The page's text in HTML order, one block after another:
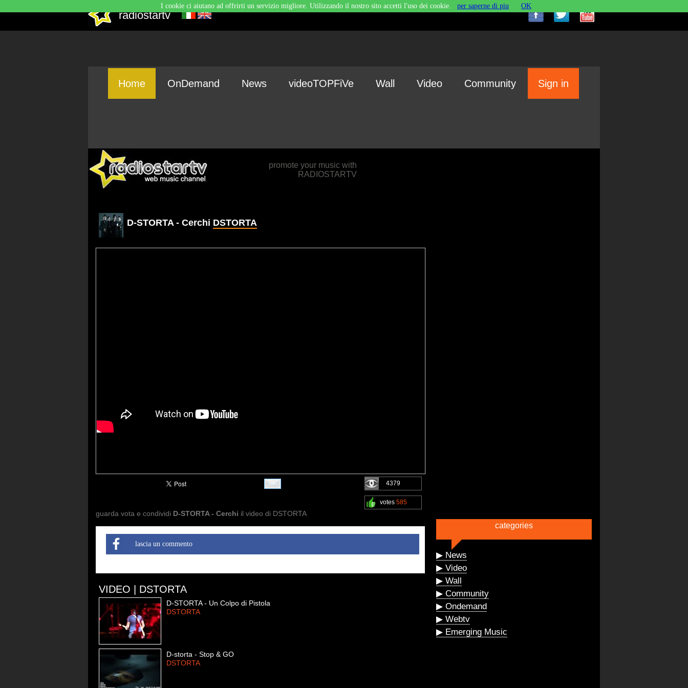
radiostartv
Home OnDemand News videoTOPFiVe Wall Video Community Sign in
promote your music with
RADIOSTARTV
D-STORTA - Cerchi DSTORTA
4379
votes 585
guarda vota e condividi D-STORTA - Cerchi il video di DSTORTA
lascia un commento
VIDEO | DSTORTA
D-STORTA - Un Colpo di Pistola
DSTORTA
D-storta - Stop & GO
DSTORTA
categories
▶ News
▶ Video
▶ Wall
▶ Community
▶ Ondemand
▶ Webtv
▶ Emerging Music
I cookie ci aiutano ad offrirti un servizio migliore. Utilizzando il nostro sito accetti l'uso dei cookie. per saperne di piu OK